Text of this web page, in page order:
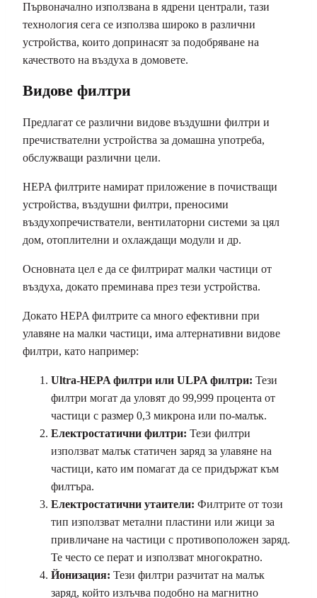
Първоначално използвана в ядрени централи, тази
технология сега се използва широко в различни
устройства, които допринасят за подобряване на
качеството на въздуха в домовете.
Видове филтри
Предлагат се различни видове въздушни филтри и
пречиствателни устройства за домашна употреба,
обслужващи различни цели.
HEPA филтрите намират приложение в почистващи
устройства, въздушни филтри, преносими
въздухопречистватели, вентилаторни системи за цял
дом, отоплителни и охлаждащи модули и др.
Основната цел е да се филтрират малки частици от
въздуха, докато преминава през тези устройства.
Докато HEPA филтрите са много ефективни при
улавяне на малки частици, има алтернативни видове
филтри, като например:
Ultra-HEPA филтри или ULPA филтри: Тези
филтри могат да уловят до 99,999 процента от
частици с размер 0,3 микрона или по-малък.
Електростатични филтри: Тези филтри
използват малък статичен заряд за улавяне на
частици, като им помагат да се придържат към
филтъра.
Електростатични утаители: Филтрите от този
тип използват метални пластини или жици за
привличане на частици с противоположен заряд.
Те често се перат и използват многократно.
Йонизация: Тези филтри разчитат на малък
заряд, който излъчва подобно на магнитно